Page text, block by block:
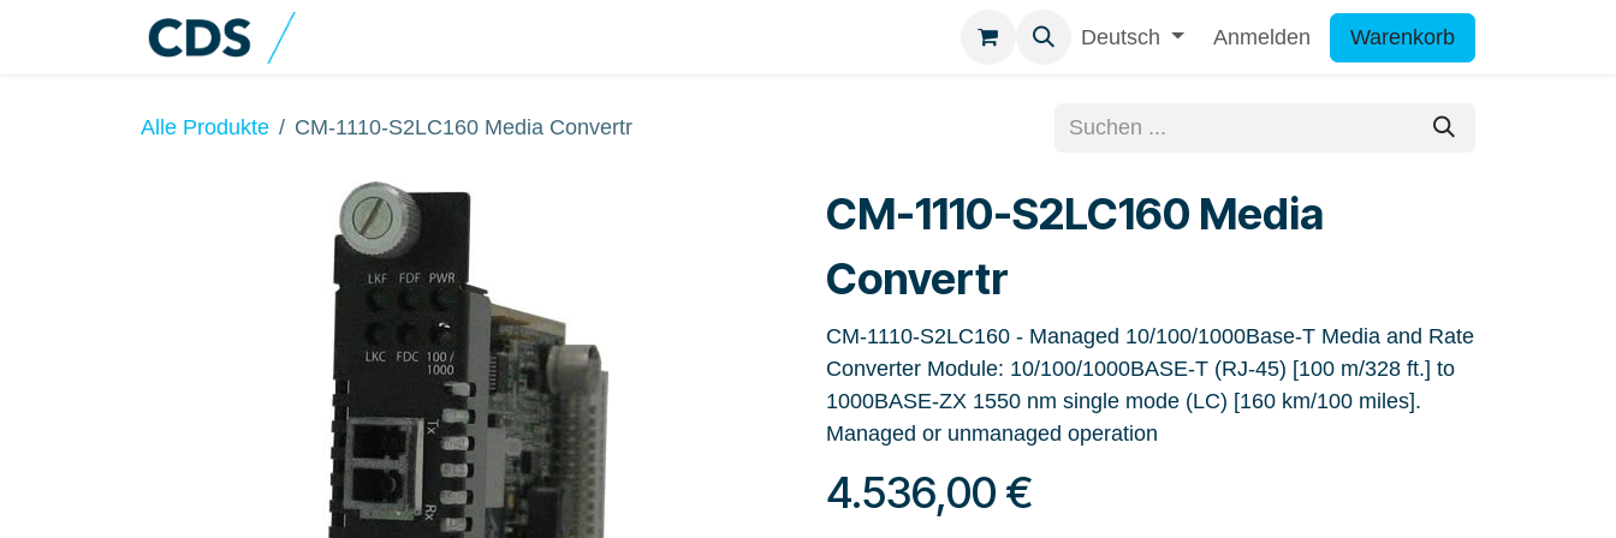
Zum Inhalt springen
Deutsch Anmelden Warenkorb
Alle Produkte CM-1110-S2LC160 Media Convertr
CM-1110-S2LC160 Media
Convertr
CM-1110-S2LC160 - Managed 10/100/1000Base-T Media and Rate
Converter Module: 10/100/1000BASE-T (RJ-45) [100 m/328 ft.] to
1000BASE-ZX 1550 nm single mode (LC) [160 km/100 miles].
Managed or unmanaged operation
4.536,00 €